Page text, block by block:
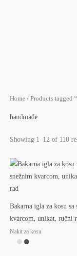
Home / Products tagged
handmade
Showing 1–12 of 110
Bakarna igla za kosu sa
kvarcom, unikat, ručni
Nakit za kosu